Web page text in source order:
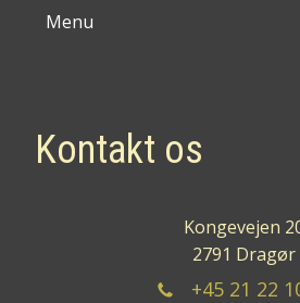
Menu
Kontakt os
Kongevejen
2791 Dragør
+45 21 22